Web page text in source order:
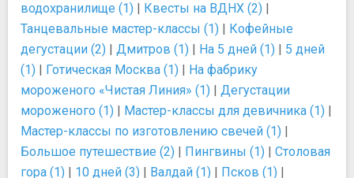
водохранилище (1) | Квесты на ВДНХ (2) |
Танцевальные мастер-классы (1) | Кофейные
дегустации (2) | Дмитров (1) | На 5 дней (1) | 5 дней
(1) | Готическая Москва (1) | На фабрику
мороженого «Чистая Линия» (1) | Дегустации
мороженого (1) | Мастер-классы для девичника (1) |
Мастер-классы по изготовлению свечей (1) |
Большое путешествие (2) | Пингвины (1) | Столовая
гора (1) | 10 дней (3) | Валдай (1) | Псков (1) |